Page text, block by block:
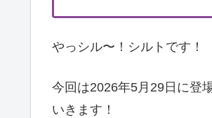
やっシル〜！シルトです！
今回は2026年5月29日に登
いきます！